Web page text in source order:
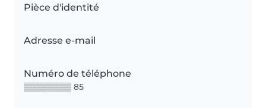
Pièce d'identité
Adresse e-mail
Numéro de téléphone
▒▒▒▒▒▒▒▒ 85